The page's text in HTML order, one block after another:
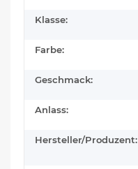
Klasse:
Farbe:
Geschmack:
Anlass:
Hersteller/Produzent: